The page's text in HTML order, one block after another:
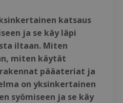
katsaus
ja se käy läpi
iltaan. Miten
miten käytät
pääateriat ja
on yksinkertainen
syömiseen ja se käy